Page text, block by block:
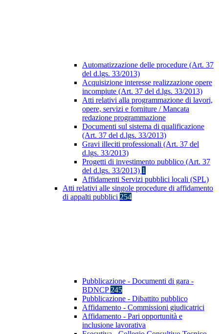
Automatizzazione delle procedure (Art. 37
del d.lgs. 33/2013)
Acquisizione interesse realizzazione opere
incompiute (Art. 37 del d.lgs. 33/2013)
Atti relativi alla programmazione di lavori,
opere, servizi e forniture / Mancata
redazione programmazione
Documenti sul sistema di qualificazione
(Art. 37 del d.lgs. 33/2013)
Gravi illeciti professionali (Art. 37 del
d.lgs. 33/2013)
Progetti di investimento pubblico (Art. 37
del d.lgs. 33/2013) 1
Affidamenti Servizi pubblici locali (SPL)
Atti relativi alle singole procedure di affidamento
di appalti pubblici 254
Pubblicazione - Documenti di gara -
BDNCP 245
Pubblicazione - Dibattito pubblico
Affidamento - Commissioni giudicatrici
Affidamento - Pari opportunità e
inclusione lavorativa